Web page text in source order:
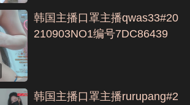
韩国主播口罩主播qwas33#20
210903NO1编号7DC86439
韩国主播口罩主播rurupang#2